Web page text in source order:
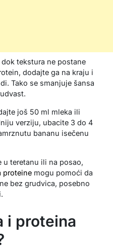
tekstura ne postane
dodajte ga na kraju i
Tako se smanjuje šansa
još 50 ml mleka ili
verziju, ubacite 3 do 4
bananu isečenu
u teretanu ili na posao,
proteine mogu pomoći da
bez grudvica, posebno
i proteina